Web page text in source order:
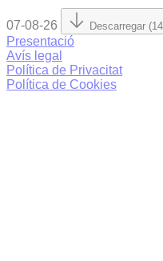
07-08-26 Descarregar
Presentació
Avís legal
Política de Privacitat
Política de Cookies